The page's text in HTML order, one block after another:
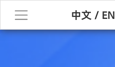
中文 / EN